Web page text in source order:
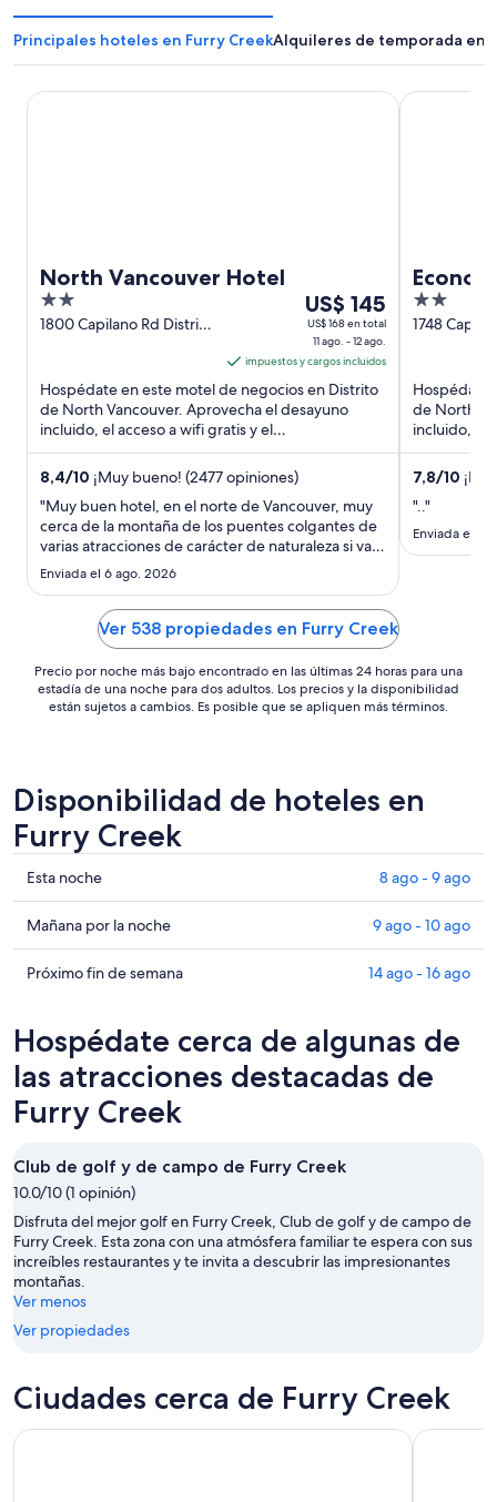
Principales hoteles en Furry CreekAlquileres de temporada en
North Vancouver Hotel
2
out
1800 Capilano Rd District
Del
11
ago
al
12
ago,
noche
es
de
US$ 145
US$ 168 en total
11 ago. - 12 ago.
impuestos y cargos incluidos
Hospédate en este motel de negocios en Distrito
de North Vancouver. Aprovecha el desayuno
incluido, el acceso a wifi gratis y el
estacionamiento gratis. Nuestros ...
8,4/10 ¡Muy bueno! (2477 opiniones)
"Muy buen hotel, en el norte de Vancouver, muy
cerca de la montaña de los puentes colgantes de
varias atracciones de carácter de naturaleza si vas
a abordar Crucero también está cercano a 15
minutos en automóvil HOTEL es muy
recomendable"
Enviada el 6 ago. 2026
North Vancouver Hotel
Econo
2
out
1748
Hospédate
de North
incluido, el
7,8/10
".."
Enviada el 8
Econo
Ver 538 propiedades en Furry Creek
Precio por noche más bajo encontrado en las últimas 24 horas para una
estadía de una noche para dos adultos. Los precios y la disponibilidad
están sujetos a cambios. Es posible que se apliquen más términos.
Disponibilidad de hoteles en
Furry Creek
Ver
precios
de
propiedades
en
para
noche,
8
-
9
ago
Esta noche 8 ago - 9 ago
Ver
precios
de
Furry
Creek
para
mañana
la
noche,
9
ago
-
10
ago
Mañana por la noche 9 ago - 10 ago
Ver
propiedades
en
Furry
Creek
el
próximo
fin
de
semana,
14
ago
-
Próximo fin de semana 14 ago - 16 ago
Hospédate cerca de algunas de
las atracciones destacadas de
Furry Creek
Club de golf y de campo de Furry Creek
10.0/10 (1 opinión)
Disfruta del mejor golf en Furry Creek, Club de golf y de campo de
Furry Creek. Esta zona con una atmósfera familiar te espera con sus
increíbles restaurantes y te invita a descubrir las impresionantes
montañas.
Ver menos
Ver propiedades
Ciudades cerca de Furry Creek